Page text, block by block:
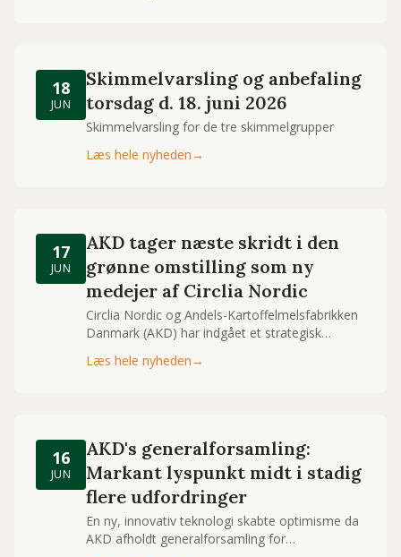
18
JUN
Skimmelvarsling og anbefaling
torsdag d. 18. juni 2026
Skimmelvarsling for de tre skimmelgrupper
Læs hele nyheden→
17
JUN
AKD tager næste skridt i den
grønne omstilling som ny
medejer af Circlia Nordic
Circlia Nordic og Andels-Kartoffelmelsfabrikken
Danmark (AKD) har indgået et strategisk
HTL-teknologi nu bliver udnyttet kommercielt
Læs hele nyheden→
16
JUN
AKD's generalforsamling:
Markant lyspunkt midt i stadig
flere udfordringer
En ny, innovativ teknologi skabte optimisme da
AKD afholdt generalforsamling for